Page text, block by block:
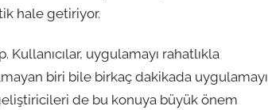
hale getiriyor.
uygulamayı rahatlıkla
biri bile birkaç dakikada uygulamayı
de bu konuya büyük önem